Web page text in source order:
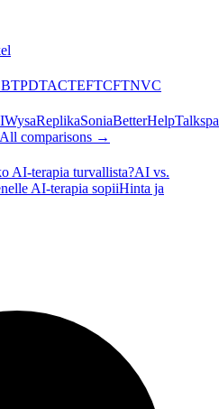
PDTACTEFTCFTNVC
WysaReplikaSoniaBetterHelp
All comparisons →
AI-terapia turvallista?AI vs.
AI-terapia sopiiHinta ja